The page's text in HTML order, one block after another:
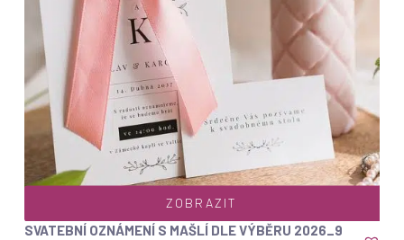
ZOBRAZIT
SVATEBNÍ OZNÁMENÍ S MAŠLÍ DLE VÝBĚRU 2026_9